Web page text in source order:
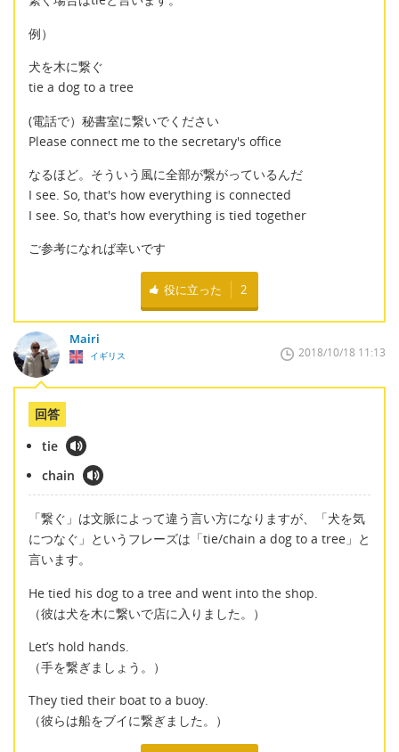
例）
犬を木に繋ぐ
tie a dog to a tree
(電話で）秘書室に繋いでください
Please connect me to the secretary's office
なるほど。そういう風に全部が繋がっているんだ
I see. So, that's how everything is connected
I see. So, that's how everything is tied together
ご参考になれば幸いです
役に立った 2
Mairi
イギリス 2018/10/18 11:13
回答
tie
chain
「繋ぐ」は文脈によって違う言い方になりますが、「犬を気
につなぐ」というフレーズは「tie/chain a dog to a tree」と
言います。
He tied his dog to a tree and went into the shop.
（彼は犬を木に繋いで店に入りました。）
Let’s hold hands.
（手を繋ぎましょう。）
They tied their boat to a buoy.
（彼らは船をブイに繋ぎました。）